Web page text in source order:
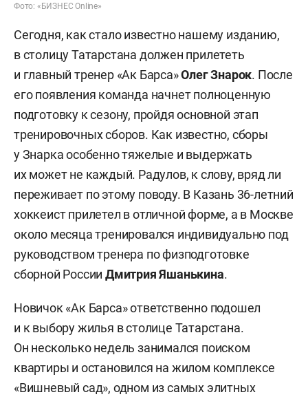
Фото: «БИЗНЕС Online»
Сегодня, как стало известно нашему изданию,
в столицу Татарстана должен прилететь
и главный тренер «Ак Барса»Олег Знарок. После
его появления команда начнет полноценную
подготовку к сезону, пройдя основной этап
тренировочных сборов. Как известно, сборы
у Знарка особенно тяжелые и выдержать
их может не каждый. Радулов, к слову, вряд ли
переживает по этому поводу. В Казань 36-летний
хоккеист прилетел в отличной форме, а в Москве
около месяца тренировался индивидуально под
руководством тренера по физподготовке
сборной РоссииДмитрия Яшанькина.
Новичок «Ак Барса» ответственно подошел
и к выбору жилья в столице Татарстана.
Он несколько недель занимался поиском
квартиры и остановился на жилом комплексе
«Вишневый сад», одном из самых элитных